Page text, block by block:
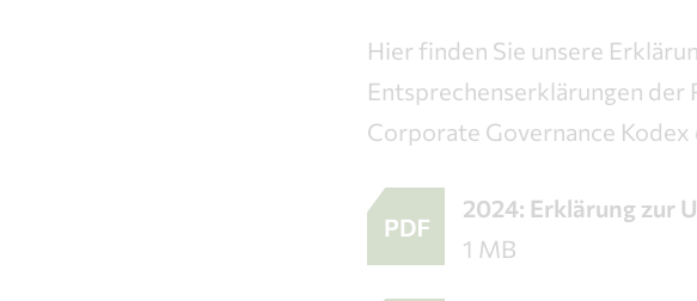
Hier finden Sie unsere
Entsprechenserklärungen der
Corporate Governance
2024: Erklärung zur
1 MB